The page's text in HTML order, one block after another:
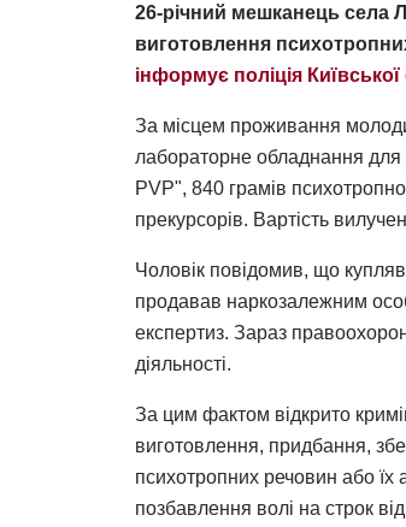
26-річний мешканець села
виготовлення
інформує поліція Київської
За місцем проживання
лабораторне обладнання для
PVP", 840 грамів
прекурсорів. Вартість
Чоловік повідомив, що
продавав наркозалежним
експертиз. Зараз
діяльності.
За цим фактом відкрито
виготовлення, придбання,
психотропних речовин або їх
позбавлення волі на строк